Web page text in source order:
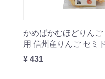
かめばかむほどりんご
用 信州産りんご セミ
¥ 431